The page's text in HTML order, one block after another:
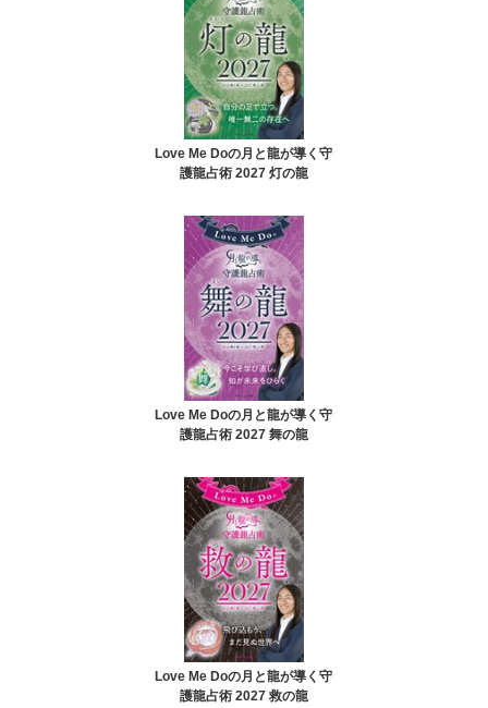
Love Me Doの月と龍が導く守
護龍占術 2027 灯の龍
Love Me Doの月と龍が導く守
護龍占術 2027 舞の龍
Love Me Doの月と龍が導く守
護龍占術 2027 救の龍